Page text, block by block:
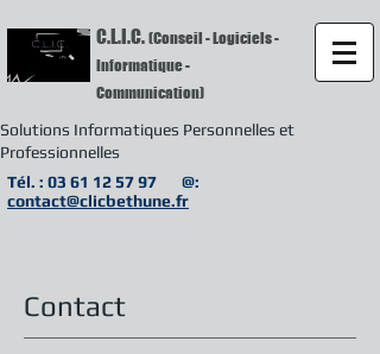
Solutions Informatiques Personnelles et
Professionnelles
C.L.I.C.(Conseil - Logiciels -
Informatique -
Communication)
Tél. : 03 61 12 57 97 @:
contact@clicbethune.fr
Contact